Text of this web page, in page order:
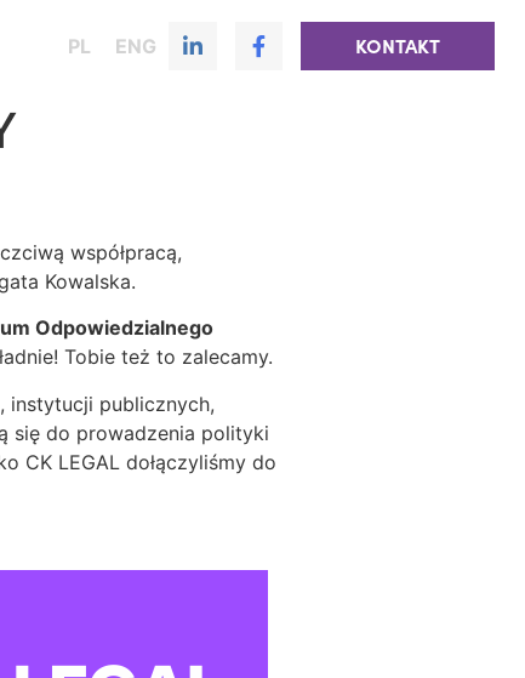
PL ENG KONTAKT
współpracą,
Kowalska.
Odpowiedzialnego
Tobie też to zalecamy.
instytucji publicznych,
się do prowadzenia polityki
CK LEGAL dołączyliśmy do